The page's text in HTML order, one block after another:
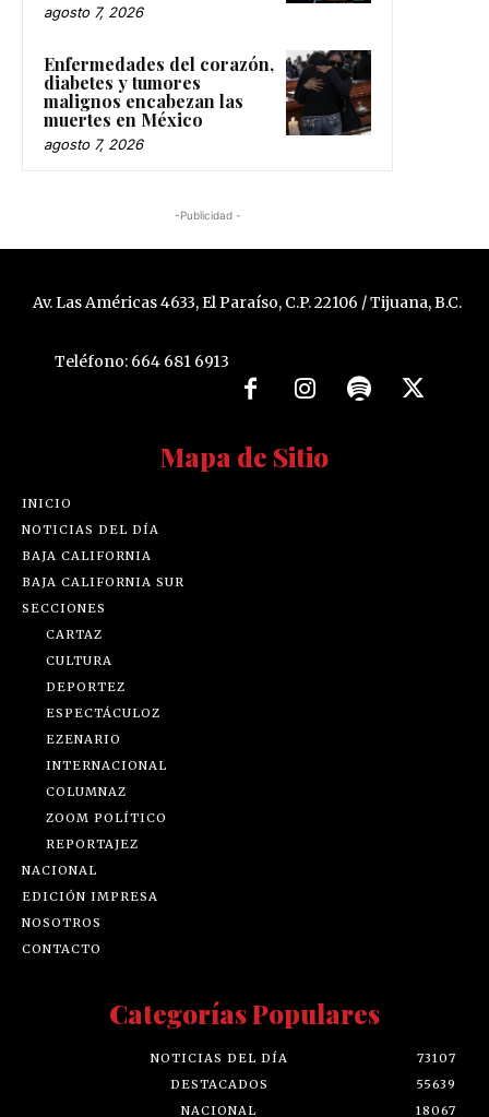
agosto 7, 2026
Enfermedades del corazón,
diabetes y tumores
malignos encabezan las
muertes en México
agosto 7, 2026
-Publicidad -
Av. Las Américas 4633, El Paraíso, C.P. 22106 / Tijuana, B.C.
Teléfono: 664 681 6913
Mapa de Sitio
INICIO
NOTICIAS DEL DÍA
BAJA CALIFORNIA
BAJA CALIFORNIA SUR
SECCIONES
CARTAZ
CULTURA
DEPORTEZ
ESPECTÁCULOZ
EZENARIO
INTERNACIONAL
COLUMNAZ
ZOOM POLÍTICO
REPORTAJEZ
NACIONAL
EDICIÓN IMPRESA
NOSOTROS
CONTACTO
Categorías Populares
NOTICIAS DEL DÍA
73107
DESTACADOS
55639
NACIONAL
18067